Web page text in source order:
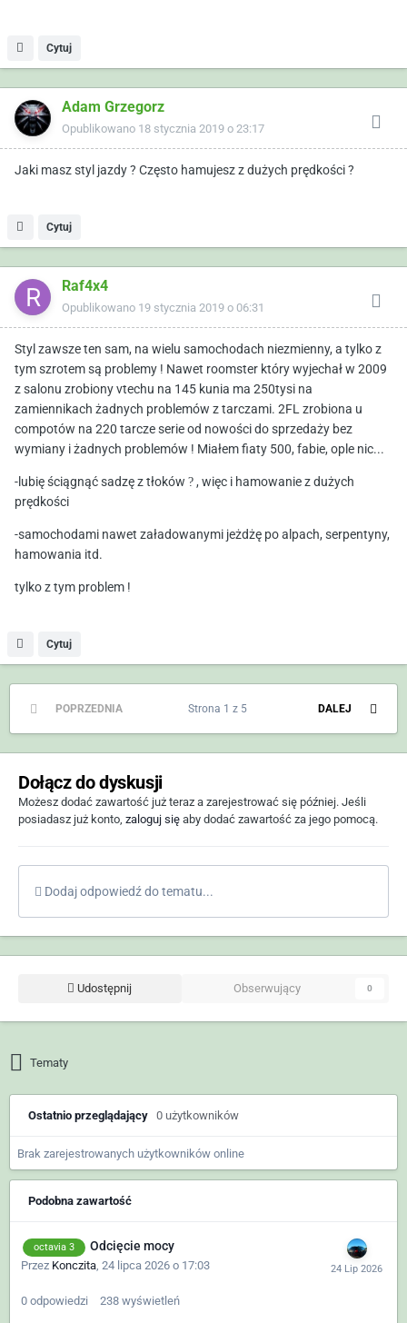
Cytuj
Adam Grzegorz
Opublikowano 18 stycznia 2019 o 23:17
Jaki masz styl jazdy ? Często hamujesz z dużych prędkości ?
Cytuj
Raf4x4
Opublikowano 19 stycznia 2019 o 06:31
Styl zawsze ten sam, na wielu samochodach niezmienny, a tylko z
tym szrotem są problemy ! Nawet roomster który wyjechał w 2009
z salonu zrobiony vtechu na 145 kunia ma 250tysi na
zamiennikach żadnych problemów z tarczami. 2FL zrobiona u
compotów na 220 tarcze serie od nowości do sprzedaży bez
wymiany i żadnych problemów ! Miałem fiaty 500, fabie, ople nic...
-lubię ściągnąć sadzę z tłoków ?, więc i hamowanie z dużych
prędkości
-samochodami nawet załadowanymi jeżdżę po alpach, serpentyny,
hamowania itd.
tylko z tym problem !
Cytuj
POPRZEDNIA DALEJ
Strona 1 z 5
Dołącz do dyskusji
Możesz dodać zawartość już teraz a zarejestrować się później. Jeśli
posiadasz już konto, zaloguj się aby dodać zawartość za jego pomocą.
Dodaj odpowiedź do tematu...
Udostępnij Obserwujący 0
Tematy
Ostatnio przeglądający 0 użytkowników
Brak zarejestrowanych użytkowników online
Podobna zawartość
octavia 3 Odcięcie mocy
Przez Konczita 24 lipca 2026 o 17:03
0 odpowiedzi 238 wyświetleń